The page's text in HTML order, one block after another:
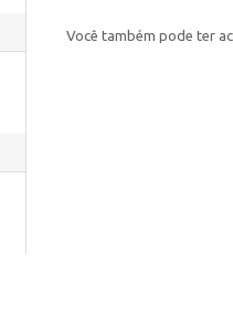
Você também pode ter